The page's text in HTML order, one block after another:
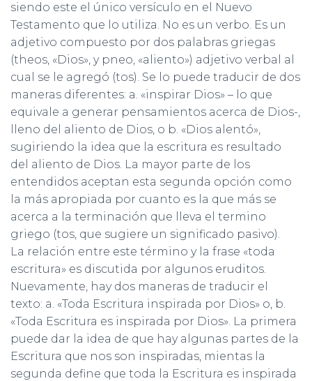
siendo este el único versículo en el Nuevo
Testamento que lo utiliza. No es un verbo. Es un
adjetivo compuesto por dos palabras griegas
(theos, «Dios», y pneo, «aliento») adjetivo verbal al
cual se le agregó (tos). Se lo puede traducir de dos
maneras diferentes: a. «inspirar Dios» – lo que
equivale a generar pensamientos acerca de Dios-,
lleno del aliento de Dios, o b. «Dios alentó»,
sugiriendo la idea que la escritura es resultado
del aliento de Dios. La mayor parte de los
entendidos aceptan esta segunda opción como
la más apropiada por cuanto es la que más se
acerca a la terminación que lleva el termino
griego (tos, que sugiere un significado pasivo).
La relación entre este término y la frase «toda
escritura» es discutida por algunos eruditos.
Nuevamente, hay dos maneras de traducir el
texto: a. «Toda Escritura inspirada por Dios» o, b.
«Toda Escritura es inspirada por Dios». La primera
puede dar la idea de que hay algunas partes de la
Escritura que nos son inspiradas, mientas la
segunda define que toda la Escritura es inspirada